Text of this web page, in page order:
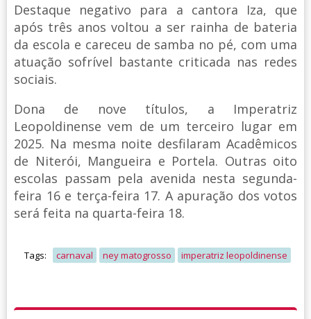
Destaque negativo para a cantora Iza, que
após três anos voltou a ser rainha de bateria
da escola e careceu de samba no pé, com uma
atuação sofrível bastante criticada nas redes
sociais.
Dona de nove títulos, a Imperatriz
Leopoldinense vem de um terceiro lugar em
2025. Na mesma noite desfilaram Acadêmicos
de Niterói, Mangueira e Portela. Outras oito
escolas passam pela avenida nesta segunda-
feira 16 e terça-feira 17. A apuração dos votos
será feita na quarta-feira 18.
Tags: carnaval ney matogrosso imperatriz leopoldinense